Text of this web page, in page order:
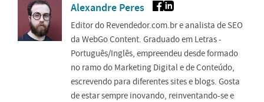
Alexandre Peres
Editor do Revendedor.com.br e analista de SEO
da WebGo Content. Graduado em Letras -
Português/Inglês, empreendeu desde formado
no ramo do Marketing Digital e de Conteúdo,
escrevendo para diferentes sites e blogs. Gosta
de estar sempre inovando, reinventando-se e